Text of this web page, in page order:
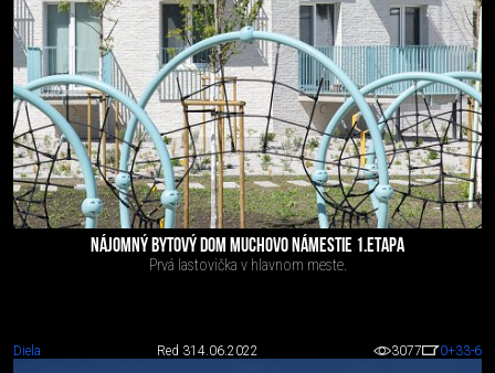
NÁJOMNÝ BYTOVÝ DOM MUCHOVO NÁMESTIE 1.ETAPA
Prvá lastovička v hlavnom meste.
Diela Red 314.06.2022 3077 0+33-6